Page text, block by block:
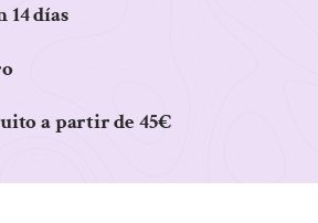
14 días
a partir de 45€